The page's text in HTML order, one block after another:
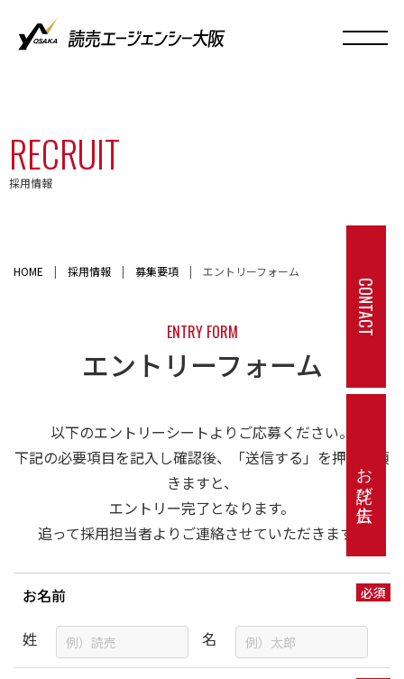
RECRUIT
採用情報
HOME | 採用情報 | 募集要項 | エントリーフォーム
ENTRY FORM
エントリーフォーム
以下のエントリーシートよりご応募ください。
下記の必要項目を記入し確認後、「送信する」を押して頂
きますと、
エントリー完了となります。
追って採用担当者よりご連絡させていただきます。
お名前
姓
名
CONTACT
お詫び広告